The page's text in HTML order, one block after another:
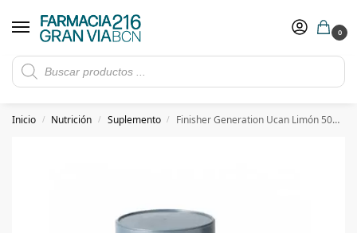
0
Rebajas de verano hasta -30%
​ 5€ de descuento con el cupón 5GRANVIA (compras superiores a 150€)
Inicio / Nutrición / Suplemento / Finisher Generation Ucan Limón 500 g